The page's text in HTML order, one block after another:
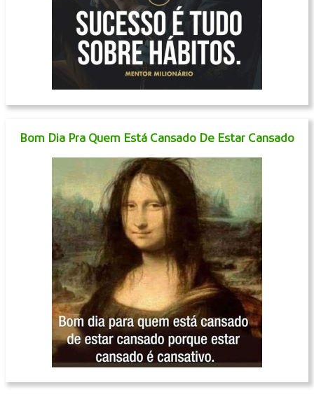
Bom Dia Pra Quem Está Cansado De Estar Cansado